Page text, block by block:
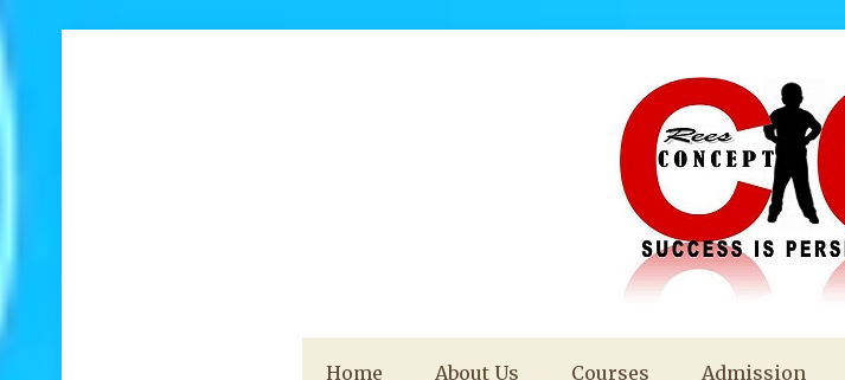
Home About Us Courses Admission